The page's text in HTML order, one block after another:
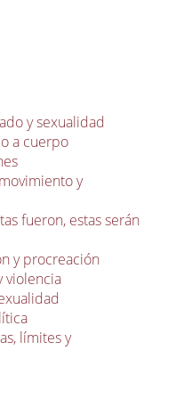
y sexualidad
a cuerpo
y
fueron, estas serán
y procreación
violencia
límites y